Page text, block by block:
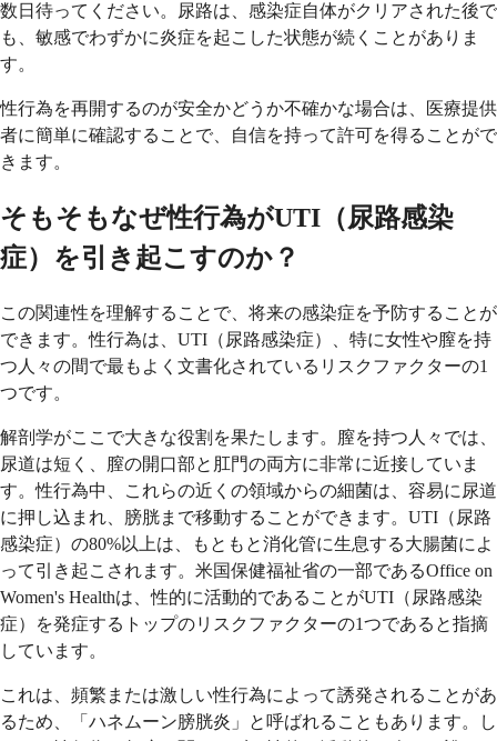
数日待ってください。尿路は、感染症自体がクリアされた後で
も、敏感でわずかに炎症を起こした状態が続くことがありま
す。
性行為を再開するのが安全かどうか不確かな場合は、医療提供
者に簡単に確認することで、自信を持って許可を得ることがで
きます。
そもそもなぜ性行為がUTI（尿路感染
症）を引き起こすのか？
この関連性を理解することで、将来の感染症を予防することが
できます。性行為は、UTI（尿路感染症）、特に女性や膣を持
つ人々の間で最もよく文書化されているリスクファクターの1
つです。
解剖学がここで大きな役割を果たします。膣を持つ人々では、
尿道は短く、膣の開口部と肛門の両方に非常に近接していま
す。性行為中、これらの近くの領域からの細菌は、容易に尿道
に押し込まれ、膀胱まで移動することができます。UTI（尿路
感染症）の80%以上は、もともと消化管に生息する大腸菌によ
って引き起こされます。米国保健福祉省の一部であるOffice on
Women's Healthは、性的に活動的であることがUTI（尿路感染
症）を発症するトップのリスクファクターの1つであると指摘
しています。
これは、頻繁または激しい性行為によって誘発されることがあ
るため、「ハネムーン膀胱炎」と呼ばれることもあります。し